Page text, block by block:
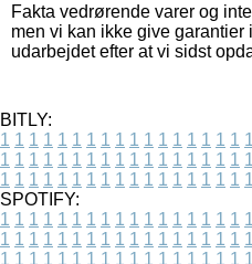
Fakta vedrørende varer og
men vi kan ikke give
udarbejdet efter at vi sidst
BITLY:
1 1 1 1 1 1 1 1 1 1 1 1 1 1 1 1 1 1
1 1 1 1 1 1 1 1 1 1 1 1 1 1 1 1 1 1
1 1 1 1 1 1 1 1 1 1 1 1 1 1 1 1 1 1
SPOTIFY:
1 1 1 1 1 1 1 1 1 1 1 1 1 1 1 1 1 1
1 1 1 1 1 1 1 1 1 1 1 1 1 1 1 1 1 1
1 1 1 1 1 1 1 1 1 1 1 1 1 1 1 1 1 1